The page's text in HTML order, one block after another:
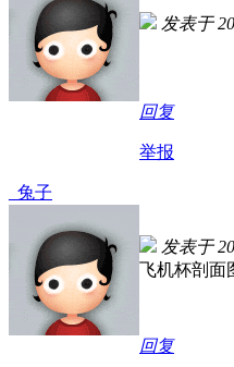
发表于
回复
举报
_兔子
发表于
飞机杯剖面
回复